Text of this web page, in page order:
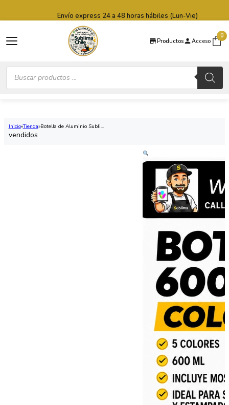
Productos Acceso
0
Búsqueda
productos
Envío express 24 a 48 horas hábiles (Lun-Vie)
Inicio Tienda Botella de Aluminio Subli...
vendidos